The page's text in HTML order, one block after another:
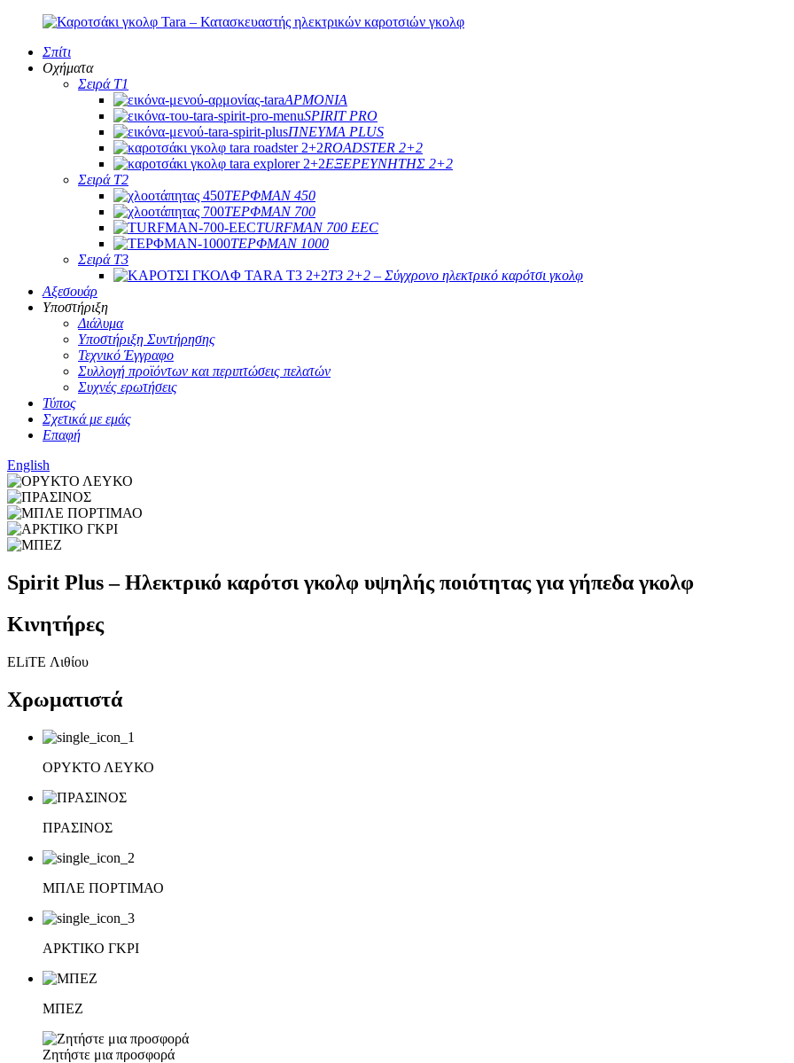
Σπίτι
Οχήματα
Σειρά T1
ΑΡΜΟΝΙΑ
SPIRIT PRO
ΠΝΕΥΜΑ PLUS
ROADSTER 2+2
ΕΞΕΡΕΥΝΗΤΗΣ 2+2
Σειρά T2
ΤΕΡΦΜΑΝ 450
ΤΕΡΦΜΑΝ 700
TURFMAN 700 EEC
ΤΕΡΦΜΑΝ 1000
Σειρά T3
T3 2+2 – Σύγχρονο ηλεκτρικό καρότσι γκολφ
Αξεσουάρ
Υποστήριξη
Διάλυμα
Υποστήριξη Συντήρησης
Τεχνικό Έγγραφο
Συλλογή προϊόντων και περιπτώσεις πελατών
Συχνές ερωτήσεις
Τύπος
Σχετικά με εμάς
Επαφή
English
Spirit Plus – Ηλεκτρικό καρότσι γκολφ υψηλής ποιότητας για γήπεδα γκολφ
Κινητήρες
ELiTE Λιθίου
Χρωματιστά
ΟΡΥΚΤΟ ΛΕΥΚΟ
ΠΡΑΣΙΝΟΣ
ΜΠΛΕ ΠΟΡΤΙΜΑΟ
ΑΡΚΤΙΚΟ ΓΚΡΙ
ΜΠΕΖ
Ζητήστε μια προσφορά